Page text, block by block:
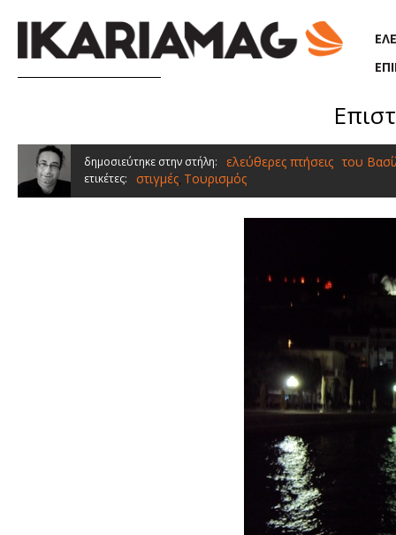
δημοσιεύτηκε στην στήλη: ελεύθερες πτήσεις του
ετικέτες: στιγμές, Τουρισμός